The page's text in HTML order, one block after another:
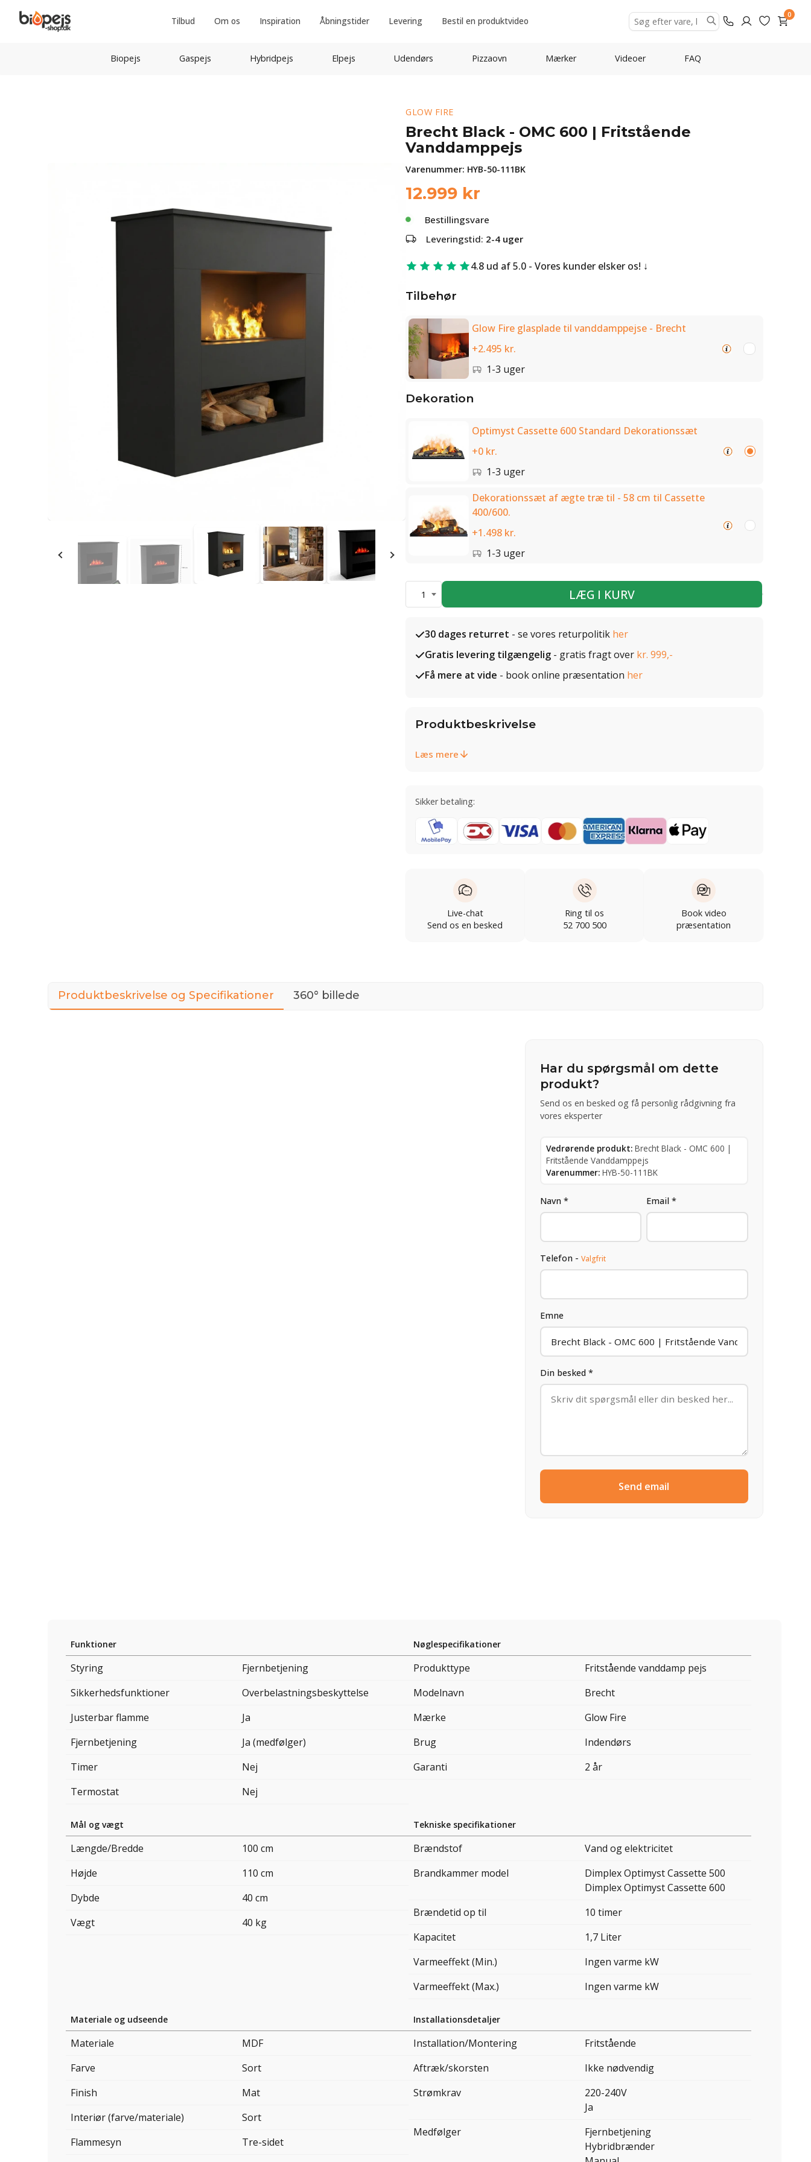
Tilbud Om os Inspiration Åbningstider Levering Bestil en produktvideo
0
Biopejs Gaspejs Hybridpejs Elpejs Udendørs Pizzaovn Mærker Videoer FAQ
GLOW FIRE
Brecht Black - OMC 600 | Fritstående
Vanddamppejs
Varenummer: HYB-50-111BK
12.999 kr
Bestillingsvare
Leveringstid: 2-4 uger
4.8 ud af 5.0 - Vores kunder elsker os!
Tilbehør
Glow Fire glasplade til vanddamppejse - Brecht
+2.495 kr.
1-3 uger
Dekoration
Optimyst Cassette 600 Standard Dekorationssæt
+0 kr.
1-3 uger
Dekorationssæt af ægte træ til - 58 cm til Cassette
400/600.
+1.498 kr.
1-3 uger
1 LÆG I KURV
30 dages returret - se vores returpolitik her
Gratis levering tilgængelig - gratis fragt over kr. 999,-
Få mere at vide - book online præsentation her
Produktbeskrivelse
Læs mere
Sikker betaling:
Live-chat
Send os en besked
Ring til os
52 700 500
Book video
præsentation
Produktbeskrivelse og Specifikationer 360° billede
Har du spørgsmål om dette
produkt?
Send os en besked og få personlig rådgivning fra
vores eksperter
Vedrørende produkt: Brecht Black - OMC 600 |
Fritstående Vanddamppejs
Varenummer: HYB-50-111BK
Navn * Email *
Telefon - Valgfrit
Emne
Din besked *
Send email
Funktioner
Styring
Fjernbetjening
Sikkerhedsfunktioner
Overbelastningsbeskyttelse
Justerbar flamme
Ja
Fjernbetjening
Ja (medfølger)
Timer
Nej
Termostat
Nej
Nøglespecifikationer
Produkttype
Fritstående vanddamp pejs
Modelnavn
Brecht
Mærke
Glow Fire
Brug
Indendørs
Garanti
2 år
Mål og vægt
Længde/Bredde
100 cm
Højde
110 cm
Dybde
40 cm
Vægt
40 kg
Tekniske specifikationer
Brændstof
Vand og elektricitet
Brandkammer model
Dimplex Optimyst Cassette 500
Dimplex Optimyst Cassette 600
Brændetid op til
10 timer
Kapacitet
1,7 Liter
Varmeeffekt (Min.)
Ingen varme kW
Varmeeffekt (Max.)
Ingen varme kW
Materiale og udseende
Materiale
MDF
Farve
Sort
Finish
Mat
Interiør (farve/materiale)
Sort
Flammesyn
Tre-sidet
Installationsdetaljer
Installation/Montering
Fritstående
Aftræk/skorsten
Ikke nødvendig
Strømkrav
220-240V
Ja
Medfølger
Fjernbetjening
Hybridbrænder